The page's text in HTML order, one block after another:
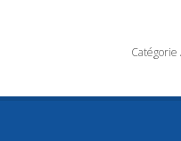
Catégorie